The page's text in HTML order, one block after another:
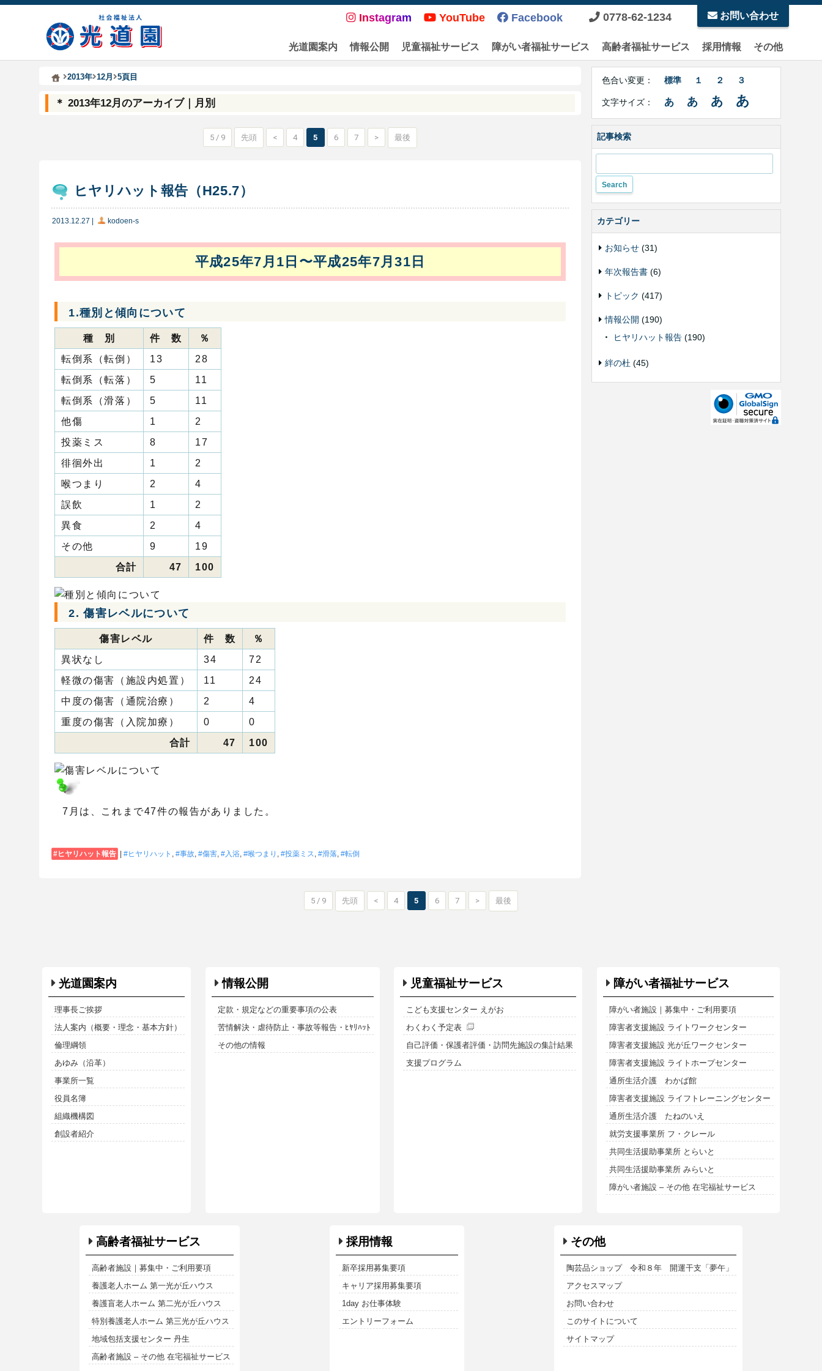
Instagram YouTube Facebook 0778-62-1234 お問い合わせ
光道園案内 情報公開 児童福祉サービス 障がい者福祉サービス 高齢者福祉サービス 採用情報 その他
Kodoen | Breadcrumbs list
社会福祉法人 光道園
2013年 12月 5頁目
＊ 2013年12月のアーカイブ｜月別
5 / 9 先頭 < 4 5 6 7 > 最後
ヒヤリハット報告（H25.7）
2013.12.27 kodoen-s
平成25年7月1日〜平成25年7月31日
1.種別と傾向について
種 別 件 数
％
転倒系（転倒）
13
28
転倒系（転落）
5
11
転倒系（滑落）
5
11
他傷
1
2
投薬ミス
8
17
徘徊外出
1
2
喉つまり
2
4
誤飲
1
2
異食
2
4
その他
9
19
合計
47 100
2. 傷害レベルについて
傷害レベル 件 数
％
異状なし
34
72
軽微の傷害（施設内処置）
11
24
中度の傷害（通院治療）
2
4
重度の傷害（入院加療）
0
0
合計
47 100
7月は、これまで47件の報告がありました。
ヒヤリハット報告 ヒヤリハット , 事故, 傷害, 入浴, 喉つまり , 投薬ミス, 滑落, 転倒
Right
Side
色
合
変
色合い変更： 標準 １ ２ ３
文字サイズ： あ あ あ あ
記事検索
カテゴリー
お知らせ (31)
年次報告書 (6)
トピック (417)
情報公開 (190)
ヒヤリハット報告 (190)
絆の杜 (45)
5 / 9 先頭 < 4 5 6 7 > 最後
光道園案内
理事長ご挨拶
法人案内（概要・理念・基本方針）
倫理綱領
あゆみ（沿革）
事業所一覧
役員名簿
組織機構図
創設者紹介
情報公開
定款・規定などの重要事項の公表
苦情解決・虐待防止・事故等報告・ﾋﾔﾘﾊｯﾄ
その他の情報
児童福祉サービス
こども支援センター えがお
わくわく予定表
自己評価・保護者評価・訪問先施設の集計結果
支援プログラム
障がい者福祉サービス
障がい者施設｜募集中・ご利用要項
障害者支援施設 ライトワークセンター
障害者支援施設 光が丘ワークセンター
障害者支援施設 ライトホープセンター
通所生活介護 わかば館
障害者支援施設 ライフトレーニングセンター
通所生活介護 たねのいえ
就労支援事業所 フ・クレール
共同生活援助事業所 とらいと
共同生活援助事業所 みらいと
障がい者施設 – その他 在宅福祉サービス
高齢者福祉サービス
高齢者施設｜募集中・ご利用要項
養護老人ホーム 第一光が丘ハウス
養護盲老人ホーム 第二光が丘ハウス
特別養護老人ホーム 第三光が丘ハウス
地域包括支援センター 丹生
高齢者施設 – その他 在宅福祉サービス
採用情報
新卒採用募集要項
キャリア採用募集要項
1day お仕事体験
エントリーフォーム
その他
陶芸品ショップ 令和８年 開運干支「夢午」
アクセスマップ
お問い合わせ
このサイトについて
サイトマップ